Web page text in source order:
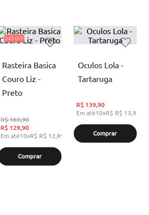
24%
Rasteira Basica
Couro Liz -
Preto
R$169,90
R$ 129,90
Em até10xR$ R$ 12,99 sem juros
Comprar
Oculos Lola -
Tartaruga
R$ 139,90
Em até10xR$ R$ 13,99
Comprar